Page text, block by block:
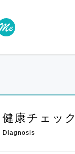
健康チェック